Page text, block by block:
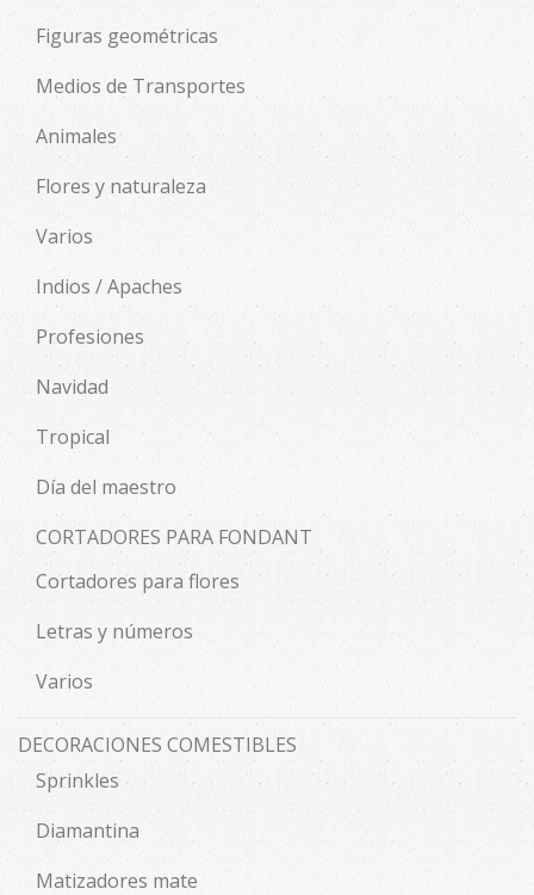
Figuras geométricas
Medios de Transportes
Animales
Flores y naturaleza
Varios
Indios / Apaches
Profesiones
Navidad
Tropical
Día del maestro
CORTADORES PARA FONDANT
Cortadores para flores
Letras y números
Varios
DECORACIONES COMESTIBLES
Sprinkles
Diamantina
Matizadores mate